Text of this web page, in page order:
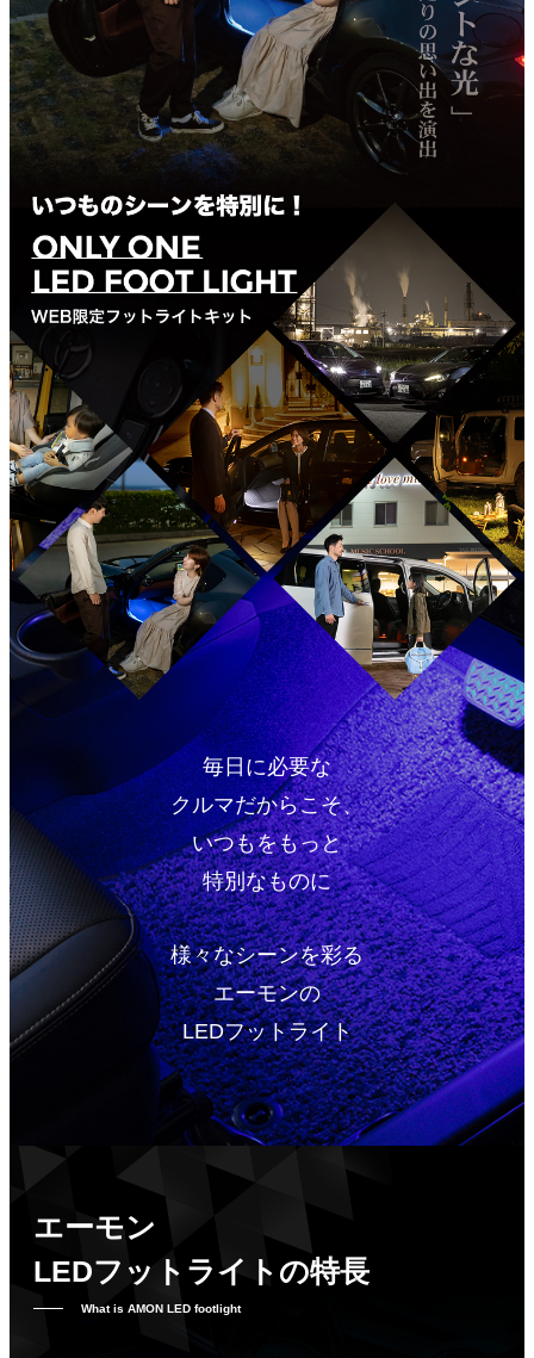
毎日に必要な
クルマだからこそ、
いつもをもっと
特別なものに
様々なシーンを彩る
エーモンの
LEDフットライト
エーモン
LEDフットライトの特長
What is AMON LED footlight